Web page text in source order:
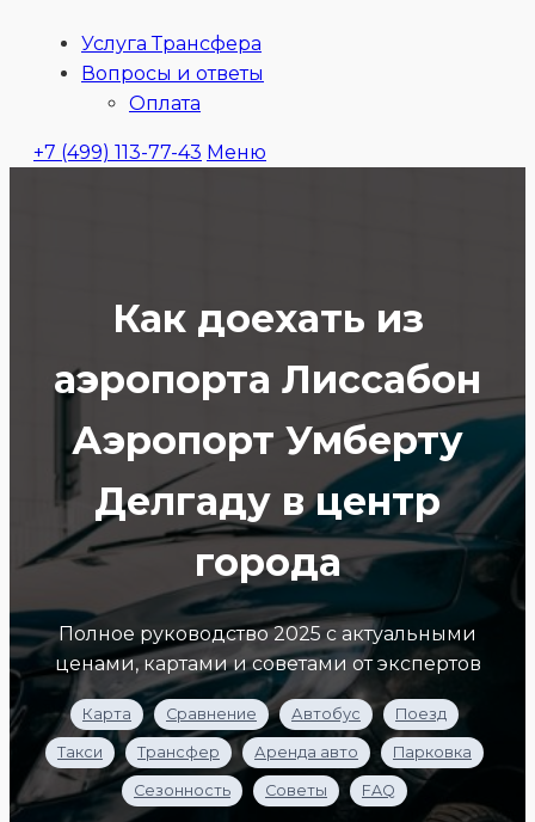
Ubitaxi
Услуга Трансфера
Вопросы и ответы
Оплата
+7 (499) 113-77-43 Меню
Как доехать из
аэропорта Лиссабон
Аэропорт Умберту
Делгаду в центр
города
Полное руководство 2025 с актуальными
ценами, картами и советами от экспертов
Карта Сравнение Автобус Поезд
Такси Трансфер Аренда авто Парковка
Сезонность Советы FAQ